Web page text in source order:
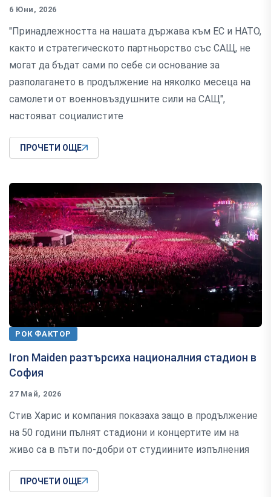
6 Юни, 2026
"Принадлежността на нашата държава към ЕС и НАТО,
както и стратегическото партньорство със САЩ, не
могат да бъдат сами по себе си основание за
разполагането в продължение на няколко месеца на
самолети от военновъздушните сили на САЩ",
настояват социалистите
ПРОЧЕТИ ОЩЕ
РОК ФАКТОР
Iron Maiden разтърсиха националния стадион в
София
27 Май, 2026
Стив Харис и компания показаха защо в продължение
на 50 години пълнят стадиони и концертите им на
живо са в пъти по-добри от студиините изпълнения
ПРОЧЕТИ ОЩЕ